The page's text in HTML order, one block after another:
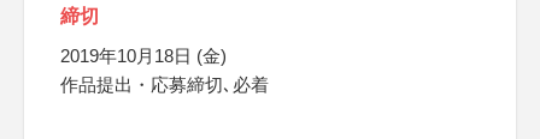
締切
2019年10月18日 (金)
作品提出・応募締切､必着